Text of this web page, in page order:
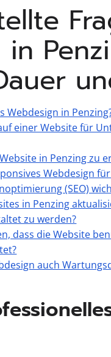
Webdesign in
einer Website für
in Penzing zu
Webdesign
(SEO)
in Penzing
zu werden?
dass die Website
auch